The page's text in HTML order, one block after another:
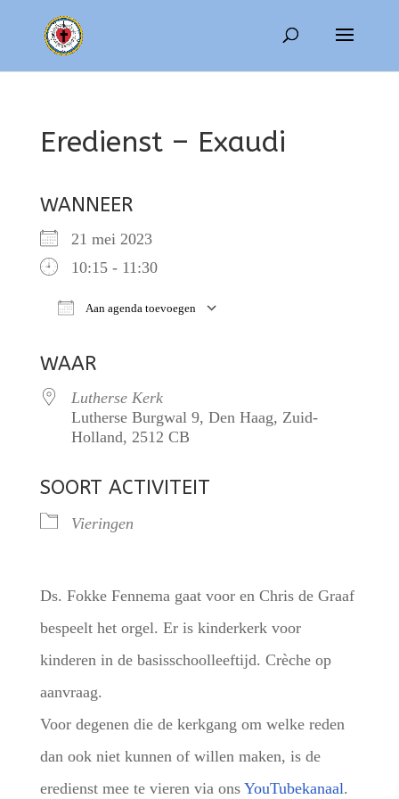
Eredienst – Exaudi
WANNEER
21 mei 2023
10:15 - 11:30
Aan agenda toevoegen
WAAR
Lutherse Kerk
Lutherse Burgwal 9, Den Haag, Zuid-
Holland, 2512 CB
SOORT ACTIVITEIT
Vieringen
Ds. Fokke Fennema gaat voor en Chris de Graaf
bespeelt het orgel. Er is kinderkerk voor
kinderen in de basisschoolleeftijd. Crèche op
aanvraag.
Voor degenen die de kerkgang om welke reden
dan ook niet kunnen of willen maken, is de
eredienst mee te vieren via ons YouTubekanaal.